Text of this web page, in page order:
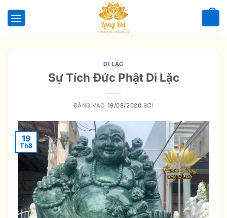
qua
DI LẶC
Sự Tích Đức Phật Di Lặc
ĐĂNG VÀO 19/08/2020 BỞI
19
Th8